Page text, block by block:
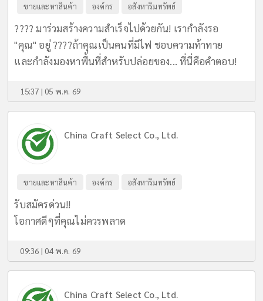
ขายและหาสินค้า องค์กร อสังหาริมทรัพย์
???? มาร่วมสร้างความสำเร็จไปด้วยกัน! เรากำลังรอ
"คุณ" อยู่ ????ถ้าคุณเป็นคนที่มีไฟ ชอบความท้าทาย
และกำลังมองหาพื้นที่สำหรับปล่อยของ... ที่นี่คือคำตอบ!
15:37 | 05 พ.ค. 69
China Craft Select Co., Ltd.
ขายและหาสินค้า องค์กร อสังหาริมทรัพย์
รับสมัครด่วน!!
โอกาศดีๆที่คุณไม่ควรพลาด
09:36 | 04 พ.ค. 69
China Craft Select Co., Ltd.